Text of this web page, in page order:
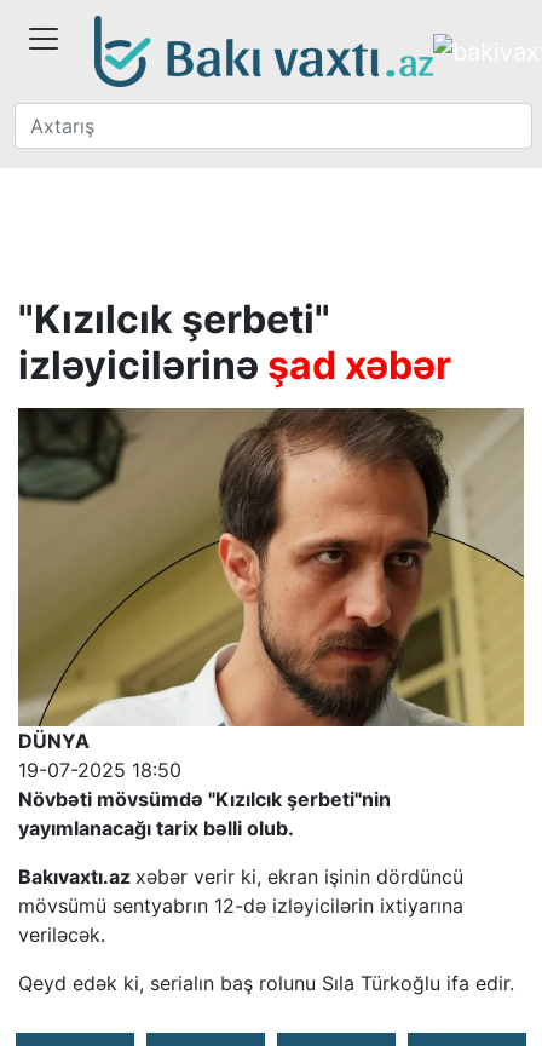
"Kızılcık şerbeti"
izləyicilərinə şad xəbər
DÜNYA
19-07-2025 18:50
Növbəti mövsümdə "Kızılcık şerbeti"nin
yayımlanacağı tarix bəlli olub.
Bakıvaxtı.az xəbər verir ki, ekran işinin dördüncü
mövsümü sentyabrın 12-də izləyicilərin ixtiyarına
veriləcək.
Qeyd edək ki, serialın baş rolunu Sıla Türkoğlu ifa edir.